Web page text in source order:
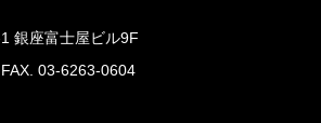
銀座富士屋ビル9F
03-6263-0604